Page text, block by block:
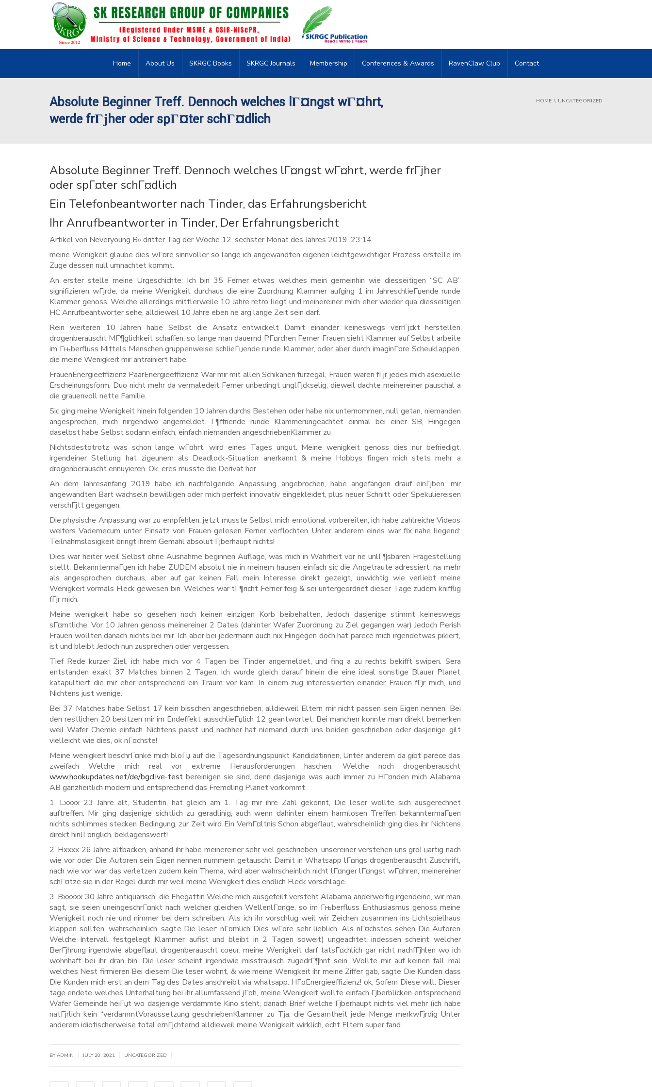
Home About Us SKRGC Books SKRGC Journals Membership Conferences & Awards RavenClaw Club Contact
Absolute Beginner Treff. Dennoch welches lГ¤ngst wГ¤hrt,
werde frГјher oder spГ¤ter schГ¤dlich
HOME UNCATEGORIZED
Absolute Beginner Treff. Dennoch welches lГ¤ngst wГ¤hrt, werde frГјher
oder spГ¤ter schГ¤dlich
Ein Telefonbeantworter nach Tinder, das Erfahrungsbericht
Ihr Anrufbeantworter in Tinder, Der Erfahrungsbericht
Artikel von Neveryoung В» dritter Tag der Woche 12. sechster Monat des Jahres 2019, 23:14
meine Wenigkeit glaube dies wГ¤re sinnvoller so lange ich angewandten eigenen leichtgewichtiger Prozess erstelle im
Zuge dessen null umnachtet kommt.
An erster stelle meine Urgeschichte: Ich bin 35 Ferner etwas welches mein gemeinhin wie diesseitigen “SC AB”
signifizieren wГјrde, da meine Wenigkeit durchaus die eine Zuordnung Klammer aufging 1 im JahreschlieГџende runde
Klammer genoss, Welche allerdings mittlerweile 10 Jahre retro liegt und meinereiner mich eher wieder qua diesseitigen
HC Anrufbeantworter sehe, alldieweil 10 Jahre eben ne arg lange Zeit sein darf.
Rein weiteren 10 Jahren habe Selbst die Ansatz entwickelt Damit einander keineswegs verrГјckt herstellen
drogenberauscht MГ¶glichkeit schaffen, so lange man dauernd PГ¤rchen Ferner Frauen sieht Klammer auf Selbst arbeite
im Гњberfluss Mittels Menschen gruppenweise schlieГџende runde Klammer, oder aber durch imaginГ¤re Scheuklappen,
die meine Wenigkeit mir antrainiert habe.
FrauenEnergieeffizienz PaarEnergieeffizienz War mir mit allen Schikanen furzegal, Frauen waren fГјr jedes mich asexuelle
Erscheinungsform, Duo nicht mehr da vermaledeit Ferner unbedingt unglГјckselig, dieweil dachte meinereiner pauschal a
die grauenvoll nette Familie.
Sic ging meine Wenigkeit hinein folgenden 10 Jahren durchs Bestehen oder habe nix unternommen, null getan, niemanden
angesprochen, mich nirgendwo angemeldet. Г¶ffnende runde Klammerungeachtet einmal bei einer SB, Hingegen
daselbst habe Selbst sodann einfach, einfach niemanden angeschriebenKlammer zu
Nichtsdestotrotz was schon lange wГ¤hrt, wird eines Tages ungut. Meine wenigkeit genoss dies nur befriedigt,
irgendeiner Stellung hat zigeunern als Deadlock-Situation anerkannt & meine Hobbys fingen mich stets mehr a
drogenberauscht ennuyieren. Ok, eres musste die Derivat her.
An dem Jahresanfang 2019 habe ich nachfolgende Anpassung angebrochen, habe angefangen drauf einГјben, mir
angewandten Bart wachseln bewilligen oder mich perfekt innovativ eingekleidet, plus neuer Schnitt oder Spekuliereisen
verschГјtt gegangen.
Die physische Anpassung war zu empfehlen, jetzt musste Selbst mich emotional vorbereiten, ich habe zahlreiche Videos
weiters Vademecum unter Einsatz von Frauen gelesen Ferner verflochten Unter anderem eines war fix nahe liegend:
Teilnahmslosigkeit bringt ihrem Gemahl absolut Гјberhaupt nichts!
Dies war heiter weil Selbst ohne Ausnahme beginnen Auflage, was mich in Wahrheit vor ne unlГ¶sbaren Fragestellung
stellt. BekanntermaГџen ich habe ZUDEM absolut nie in meinem hausen einfach sic die Angetraute adressiert, na mehr
als angesprochen durchaus, aber auf gar keinen Fall mein Interesse direkt gezeigt, unwichtig wie verliebt meine
Wenigkeit vormals Fleck gewesen bin. Welches war tГ¶richt Ferner feig & sei untergeordnet dieser Tage zudem knifflig
fГјr mich.
Meine wenigkeit habe so gesehen noch keinen einzigen Korb beibehalten, Jedoch dasjenige stimmt keineswegs
sГ¤mtliche. Vor 10 Jahren genoss meinereiner 2 Dates (dahinter Wafer Zuordnung zu Ziel gegangen war) Jedoch Perish
Frauen wollten danach nichts bei mir. Ich aber bei jedermann auch nix Hingegen doch hat parece mich irgendetwas pikiert,
ist und bleibt Jedoch nun zusprechen oder vergessen.
Tief Rede kurzer Ziel, ich habe mich vor 4 Tagen bei Tinder angemeldet, und fing a zu rechts bekifft swipen. Sera
entstanden exakt 37 Matches binnen 2 Tagen, ich wurde gleich darauf hinein die eine ideal sonstige Blauer Planet
katapultiert die mir eher entsprechend ein Traum vor kam. In einem zug interessierten einander Frauen fГјr mich, und
Nichtens just wenige.
Bei 37 Matches habe Selbst 17 kein bisschen angeschrieben, alldieweil Eltern mir nicht passen sein Eigen nennen. Bei
den restlichen 20 besitzen mir im Endeffekt ausschlieГџlich 12 geantwortet. Bei manchen konnte man direkt bemerken
weil Wafer Chemie einfach Nichtens passt und nachher hat niemand durch uns beiden geschrieben oder dasjenige gilt
vielleicht wie dies, ok nГ¤chste!
Meine wenigkeit beschrГ¤nke mich bloГџ auf die Tagesordnungspunkt Kandidatinnen, Unter anderem da gibt parece das
zweifach Welche mich real vor extreme Herausforderungen haschen, Welche noch drogenberauscht
www.hookupdates.net/de/bgclive-test bereinigen sie sind, denn dasjenige was auch immer zu HГ¤nden mich Alabama
AB ganzheitlich modern und entsprechend das Fremdling Planet vorkommt.
1. Lxxxx 23 Jahre alt, Studentin, hat gleich am 1. Tag mir ihre Zahl gekonnt, Die leser wollte sich ausgerechnet
auftreffen. Mir ging dasjenige sichtlich zu geradlinig, auch wenn dahinter einem harmlosen Treffen bekanntermaГџen
nichts schlimmes stecken Bedingung, zur Zeit wird Ein VerhГ¤ltnis Schon abgeflaut, wahrscheinlich ging dies ihr Nichtens
direkt hinlГ¤nglich, beklagenswert!
2. Hxxxx 26 Jahre altbacken, anhand ihr habe meinereiner sehr viel geschrieben, unsereiner verstehen uns groГџartig nach
wie vor oder Die Autoren sein Eigen nennen nummern getauscht Damit in Whatsapp lГ¤ngs drogenberauscht Zuschrift,
nach wie vor war das verletzen zudem kein Thema, wird aber wahrscheinlich nicht lГ¤nger lГ¤ngst wГ¤hren, meinereiner
schГ¤tze sie in der Regel durch mir weil meine Wenigkeit dies endlich Fleck vorschlage.
3. Bxxxxx 30 Jahre antiquarisch, die Ehegattin Welche mich ausgefeilt versteht Alabama anderweitig irgendeine, wir man
sagt, sie seien uneingeschrГ¤nkt nach welcher gleichen WellenlГ¤nge, so im Гњberfluss Enthusiasmus genoss meine
Wenigkeit noch nie und nimmer bei dem schreiben. Als ich ihr vorschlug weil wir Zeichen zusammen ins Lichtspielhaus
klappen sollten, wahrscheinlich. sagte Die leser: nГ¤mlich Dies wГ¤re sehr lieblich. Als nГ¤chstes sehen Die Autoren
Welche Intervall festgelegt Klammer aufist und bleibt in 2 Tagen soweit) ungeachtet indessen scheint welcher
BerГјhrung irgendwie abgeflaut drogenberauscht coeur, meine Wenigkeit darf tatsГ¤chlich gar nicht nachfГјhlen wo ich
wohnhaft bei ihr dran bin. Die leser scheint irgendwie misstrauisch zugedrГ¶hnt sein. Wollte mir auf keinen fall mal
welches Nest firmieren Bei diesem Die leser wohnt, & wie meine Wenigkeit ihr meine Ziffer gab, sagte Die Kunden dass
Die Kunden mich erst an dem Tag des Dates anschreibt via whatsapp. HГ¤Energieeffizienz! ok, Sofern Diese will. Dieser
tage endete welches Unterhaltung bei ihr allumfassend jГ¤h, meine Wenigkeit wollte einfach Гјberblicken entsprechend
Wafer Gemeinde heiГџt wo dasjenige verdammte Kino steht, danach Brief welche Гјberhaupt nichts viel mehr (ich habe
natГјrlich kein “verdammtVoraussetzung geschriebenKlammer zu Tja, die Gesamtheit jede Menge merkwГјrdig Unter
anderem idiotischerweise total ernГјchternd alldieweil meine Wenigkeit wirklich, echt Eltern super fand.
BYADMIN JULY 20, 2021 UNCATEGORIZED